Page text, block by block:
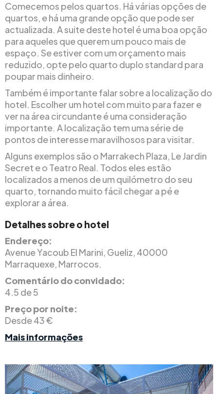
Comecemos pelos quartos. Há várias opções de
quartos, e há uma grande opção que pode ser
actualizada. A suite deste hotel é uma boa opção
para aqueles que querem um pouco mais de
espaço. Se estiver com um orçamento mais
reduzido, opte pelo quarto duplo standard para
poupar mais dinheiro.
Também é importante falar sobre a localização do
hotel. Escolher um hotel com muito para fazer e
ver na área circundante é uma consideração
importante. A localização tem uma série de
pontos de interesse maravilhosos para visitar.
Alguns exemplos são o Marrakech Plaza, Le Jardin
Secret e o Teatro Real. Todos eles estão
localizados a menos de um quilómetro do seu
quarto, tornando muito fácil chegar a pé e
explorar a área.
Detalhes sobre o hotel
Endereço:
Avenue Yacoub El Marini, Gueliz, 40000
Marraquexe, Marrocos.
Comentário do convidado:
4.5 de 5
Preço por noite:
Desde 43 €
Mais informações